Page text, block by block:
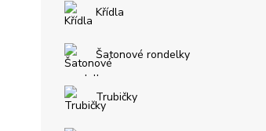
Křídla
Šatonové rondelky
Trubičky